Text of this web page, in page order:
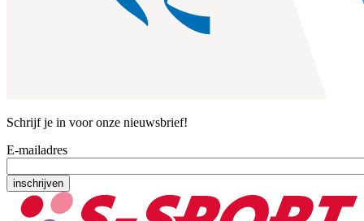
Schrijf je in voor onze nieuwsbrief!
E-mailadres